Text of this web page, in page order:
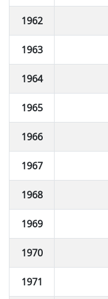
1962
1963
1964
1965
1966
1967
1968
1969
1970
1971